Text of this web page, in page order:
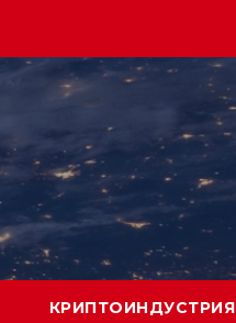
КРИПТОИНДУСТРИЯ